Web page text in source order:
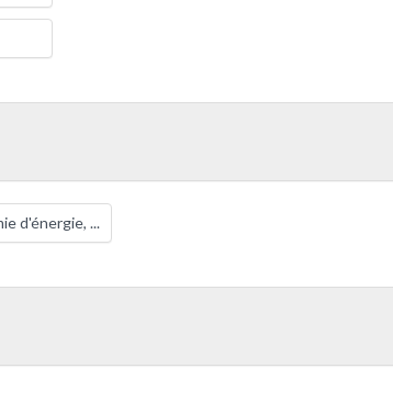
d'énergie, ...